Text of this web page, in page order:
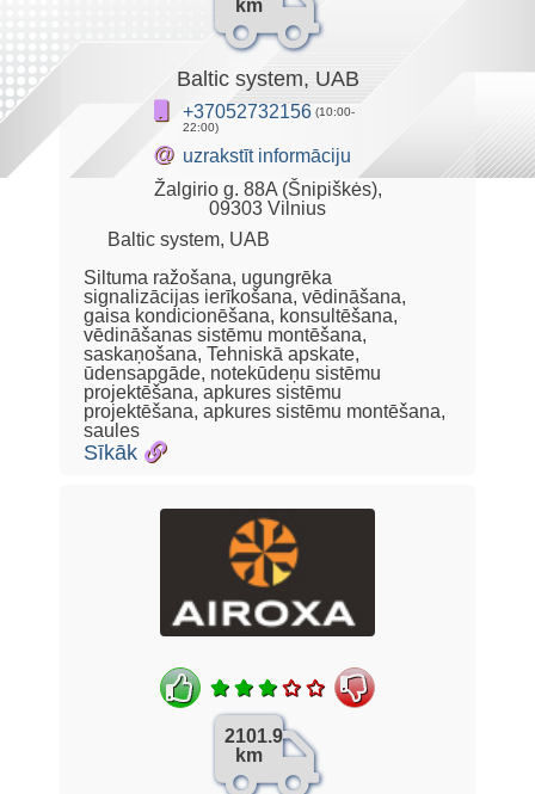
km
Baltic system, UAB
+37052732156 (10:00-
22:00)
@ uzrakstīt informāciju
Žalgirio g. 88A (Šnipiškės),
09303 Vilnius
Baltic system, UAB
Siltuma ražošana, ugungrēka
signalizācijas ierīkošana, vēdināšana,
gaisa kondicionēšana, konsultēšana,
vēdināšanas sistēmu montēšana,
saskaņošana, Tehniskā apskate,
ūdensapgāde, notekūdeņu sistēmu
projektēšana, apkures sistēmu
projektēšana, apkures sistēmu montēšana,
saules
Sīkāk
2101.9
km